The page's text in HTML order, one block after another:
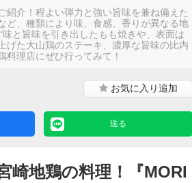
紹介！程よい弾力と強い旨味を兼ね備えた
ど、種類により味、食感、香りが異なる地
と旨味を引き出したもも焼きや、表面は
げた大山鶏のステーキ、濃厚な旨味の比内
料理店にぜひ行ってみて！
お気に入り追加
送る
崎地鶏の料理！『MORI